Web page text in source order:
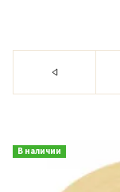
В наличии